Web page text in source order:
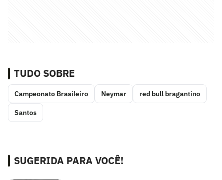
TUDO SOBRE
Campeonato Brasileiro Neymar red bull bragantino
Santos
SUGERIDA PARA VOCÊ!